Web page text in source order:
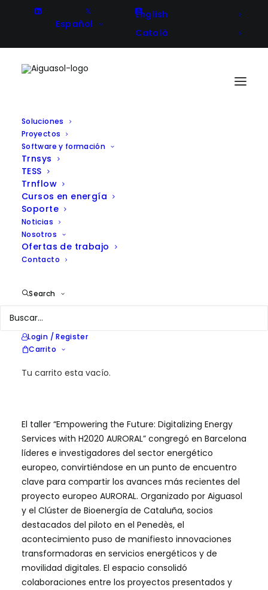
Español
English
Català
Soluciones
Proyectos
Software y formación
Trnsys
TESS
Trnflow
Cursos en energía
Soporte
Noticias
Nosotros
Ofertas de trabajo
Contacto
Search
Login / Register
Carrito
Tu carrito esta vacío.
El workshop del proyecto
H2020 AURORAL en Barcelona
impulsa la colaboración entre
los pilotos europeos
participantes en el ámbito de
digital
En Aviso | 15 de noviembre de 2024
El taller “Empowering the Future: Digitalizing Energy
Services with H2020 AURORAL” congregó en Barcelona
líderes e investigadores del sector energético
europeo, convirtiéndose en un punto de encuentro
clave para compartir los avances más recientes del
proyecto europeo AURORAL. Organizado por Aiguasol
y el Clúster de Bioenergía de Cataluña, socios
destacados del piloto en el Penedès, el
acontecimiento puso de manifiesto innovaciones
transformadoras en servicios energéticos y de
movilidad digitales. El espacio consolidó
colaboraciones entre los proyectos presentados y